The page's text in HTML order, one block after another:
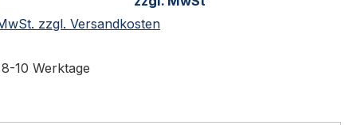
zzgl. Versandkosten
10 Werktage